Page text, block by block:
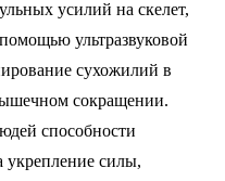
усилий на скелет,
ультразвуковой
сухожилий в
сокращении.
способности
укрепление силы,